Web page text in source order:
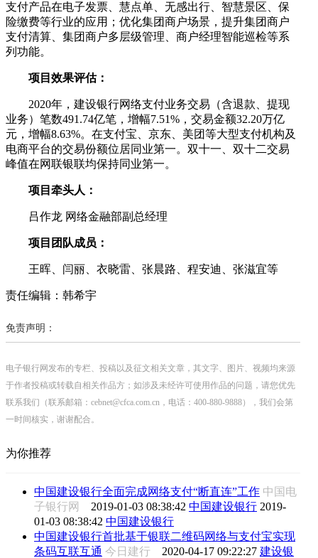
支付产品在电子发票、慧点单、无感出行、智慧景区、保
险缴费等行业的应用；优化集团商户场景，提升集团商户
支付清算、集团商户多层级管理、商户经理智能巡检等系
列功能。
项目效果评估：
2020年，建设银行网络支付业务交易（含退款、提现
业务）笔数491.74亿笔，增幅7.51%，交易金额32.20万亿
元，增幅8.63%。在支付宝、京东、美团等大型支付机构及
电商平台的交易份额位居同业第一。双十一、双十二交易
峰值在网联银联均保持同业第一。
项目牵头人：
吕作龙 网络金融部副总经理
项目团队成员：
王晖、闫丽、衣晓雷、张晨路、程安迪、张滋宜等
责任编辑：韩希宇
免责声明：
电子银行网发布的专栏、投稿以及征文相关文章，其文字、图片、视频均来源
于作者投稿或转载自相关作品方；如涉及未经许可使用作品的问题，请您优先
联系我们（联系邮箱：cebnet@cfca.com.cn，电话：400-880-9888），我们会第
一时间核实，谢谢配合。
为你推荐
中国建设银行全面完成网络支付“断直连”工作 中国电
子银行网 2019-01-03 08:38:42 中国建设银行 2019-
01-03 08:38:42 中国建设银行
中国建设银行首批基于银联二维码网络与支付宝实现
条码互联互通 今日建行 2020-04-17 09:22:27 建设银